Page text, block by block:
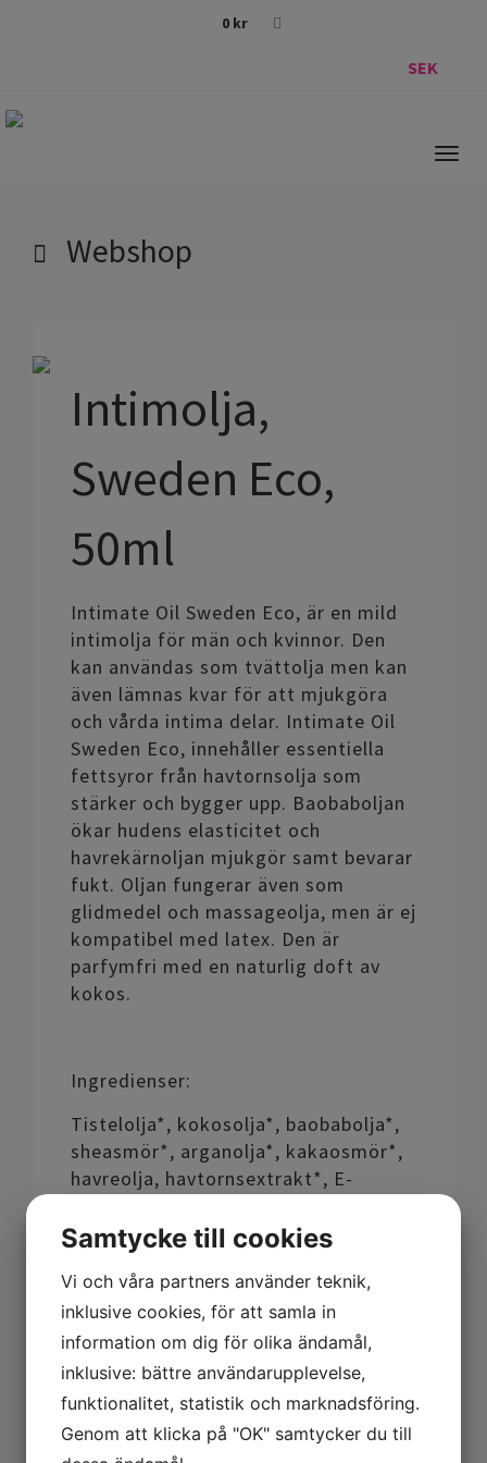
0 kr
SEK
Webshop
Intimolja,
Sweden Eco,
50ml
Intimate Oil Sweden Eco, är en mild
intimolja för män och kvinnor. Den
kan användas som tvättolja men kan
även lämnas kvar för att mjukgöra
och vårda intima delar. Intimate Oil
Sweden Eco, innehåller essentiella
fettsyror från havtornsolja som
stärker och bygger upp. Baobaboljan
ökar hudens elasticitet och
havrekärnoljan mjukgör samt bevarar
fukt. Oljan fungerar även som
glidmedel och massageolja, men är ej
kompatibel med latex. Den är
parfymfri med en naturlig doft av
kokos.
Ingredienser:
Tistelolja*, kokosolja*, baobabolja*,
sheasmör*, arganolja*, kakaosmör*,
havreolja, havtornsextrakt*, E-
rosmarin.
Carthamus tinctoris seed oil*, Cocos
nucifera oil*, Adansonia digitata oil*,
Butyspermum parkii butter*, Argania
spinosa kernel oil*, Theobroma cacao
seed butter*, Avena sativa kernel
oil*, Hippophae rhamnoides fruit
extract*, Tocopheryl acetate,
Samtycke till cookies
Vi och våra partners använder teknik,
inklusive cookies, för att samla in
information om dig för olika ändamål,
inklusive: bättre användarupplevelse,
funktionalitet, statistik och marknadsföring.
Genom att klicka på "OK" samtycker du till